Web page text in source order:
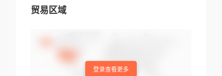
贸易区域
登录查看更多